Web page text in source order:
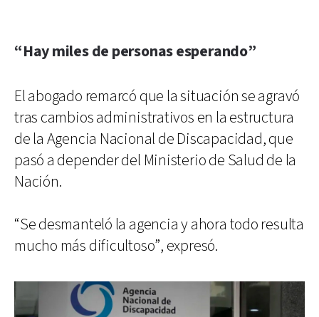
“Hay miles de personas esperando”
El abogado remarcó que la situación se agravó
tras cambios administrativos en la estructura
de la Agencia Nacional de Discapacidad, que
pasó a depender del Ministerio de Salud de la
Nación.
“Se desmanteló la agencia y ahora todo resulta
mucho más dificultoso”, expresó.